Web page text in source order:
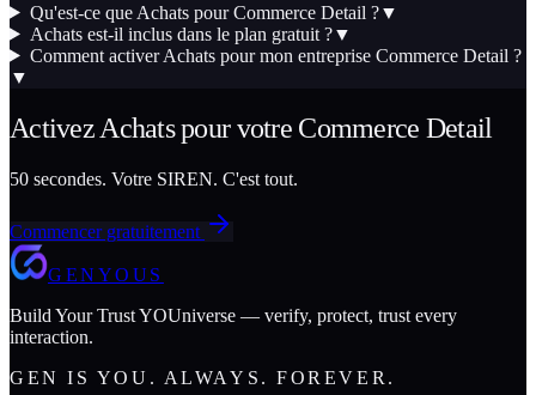
Qu'est-ce que Achats pour Commerce Detail ?▼
Achats est-il inclus dans le plan gratuit ?▼
Comment activer Achats pour mon entreprise Commerce Detail ?
▼
Activez Achatspour votre Commerce Detail
50 secondes. Votre SIREN. C'est tout.
Commencer gratuitement
GENYOUS
Build Your Trust YOUniverse — verify, protect, trust every
interaction.
GEN IS YOU. ALWAYS. FOREVER.